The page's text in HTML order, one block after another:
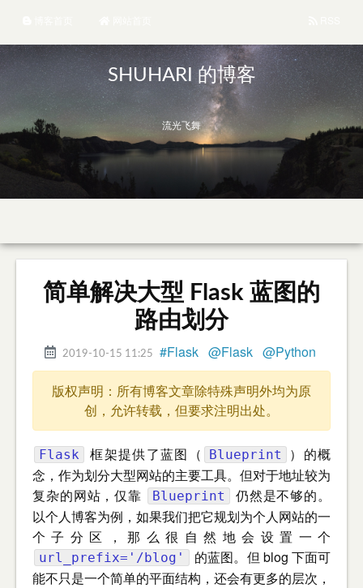
SHUHARI 的博客
流光飞舞
简单解决大型 Flask 蓝图的
路由划分
2019-10-15 11:25 #Flask @Flask @Python
版权声明：所有博客文章除特殊声明外均为原
创，允许转载，但要求注明出处。
Flask 框架提供了蓝图（ Blueprint
）的概
念，作为划分大型网站的主要工具。但对于地址较为
复杂的网站，仅靠
Blueprint
仍然是不够的。
以个人博客为例，如果我们把它规划为个人网站的一
个子分区，那么很自然地会设置一个
url_prefix='/blog'
的蓝图。但 blog 下面可
能不只是一个简单的平面结构，还会有更多的层次，